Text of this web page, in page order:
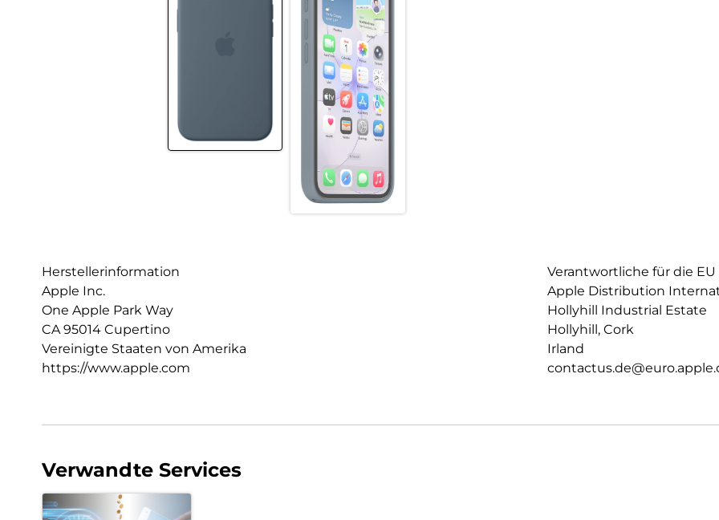
Herstellerinformation
Apple Inc.
One Apple Park Way
CA 95014 Cupertino
Vereinigte Staaten von Amerika
https://www.apple.com
Verantwortliche für die EU
Apple Distribution
Hollyhill Industrial Estate
Hollyhill, Cork
Irland
Verwandte Services